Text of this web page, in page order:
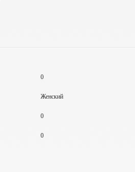
0
Женский
0
0